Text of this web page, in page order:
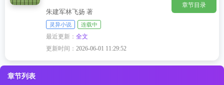
朱建军林飞扬 著
灵异小说 连载中
最近更新：全文
更新时间：2026-06-01 11:29:52
章节目录
章节列表